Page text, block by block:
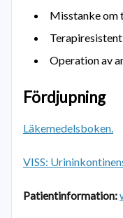
Misstanke om
Operation av
Fördjupning
Läkemedelsboken.
VISS:
Patientinformation: